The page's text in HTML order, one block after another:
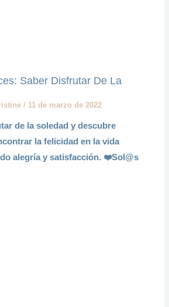
Saber Disfrutar De La
/ 11 de marzo de 2022
de la soledad y descubre
la felicidad en la vida
alegría y satisfacción. ❤️Sol@s